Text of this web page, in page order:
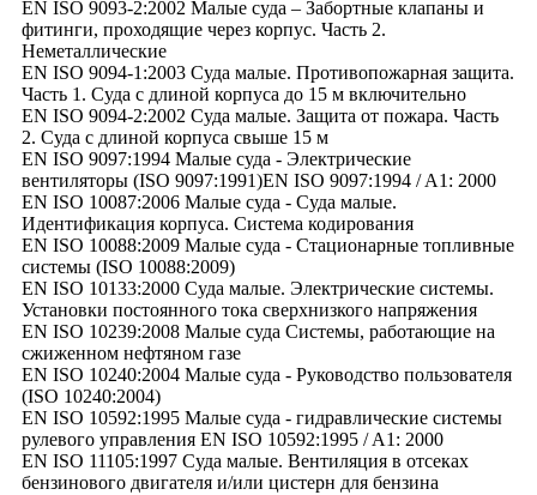
EN ISO 9093-2:2002 Малые суда – Забортные клапаны и
фитинги, проходящие через корпус. Часть 2.
Неметаллические
EN ISO 9094-1:2003 Суда малые. Противопожарная защита.
Часть 1. Суда с длиной корпуса до 15 м включительно
EN ISO 9094-2:2002 Суда малые. Защита от пожара. Часть
2. Суда с длиной корпуса свыше 15 м
EN ISO 9097:1994 Малые суда - Электрические
вентиляторы (ISO 9097:1991)EN ISO 9097:1994 / A1: 2000
EN ISO 10087:2006 Малые суда - Суда малые.
Идентификация корпуса. Система кодирования
EN ISO 10088:2009 Малые суда - Стационарные топливные
системы (ISO 10088:2009)
EN ISO 10133:2000 Суда малые. Электрические системы.
Установки постоянного тока сверхнизкого напряжения
EN ISO 10239:2008 Малые суда Системы, работающие на
сжиженном нефтяном газе
EN ISO 10240:2004 Малые суда - Руководство пользователя
(ISO 10240:2004)
EN ISO 10592:1995 Малые суда - гидравлические системы
рулевого управления EN ISO 10592:1995 / A1: 2000
EN ISO 11105:1997 Суда малые. Вентиляция в отсеках
бензинового двигателя и/или цистерн для бензина